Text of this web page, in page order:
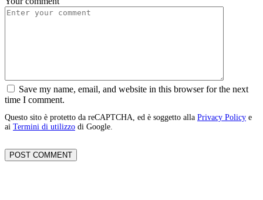
Save my name, email, and website in this browser for the next
time I comment.
Questo sito è protetto da reCAPTCHA, ed è soggetto alla Privacy Policy e
ai Termini di utilizzo di Google.